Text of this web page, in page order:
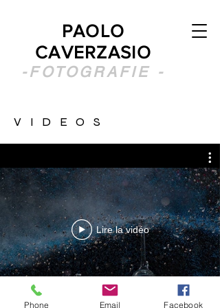
PAOLO
CAVERZASIO
-FOTOGRAFIE -
VIDEOS
Lire la vidéo
Phone Email Facebook